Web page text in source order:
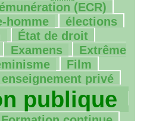
(ECR)
homme
élections
État de droit
Examens
Extrême
Film
privé
publique